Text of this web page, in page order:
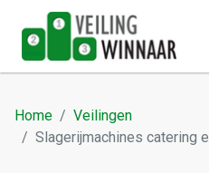
Home
Veilingen
Slagerijmachines catering